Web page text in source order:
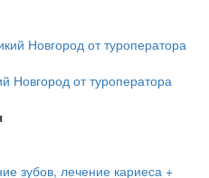
Новгород от туроператора